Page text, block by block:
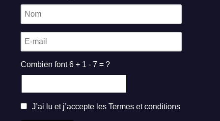
Combien font 6 + 1 - 7 = ?
J’ai lu et j’accepte les Termes et conditions